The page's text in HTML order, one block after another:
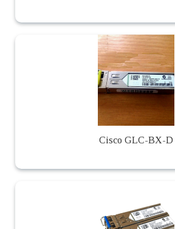
Cisco GLC-BX-D